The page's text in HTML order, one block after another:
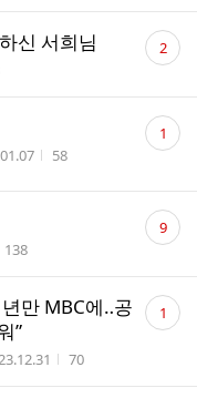
신 서희님
수
댓
글 2
시간 조회수
58
댓
글 1
조회수
138
댓
글 9
만 MBC에‥공
”
작성시간 조회수
70
댓
글 1